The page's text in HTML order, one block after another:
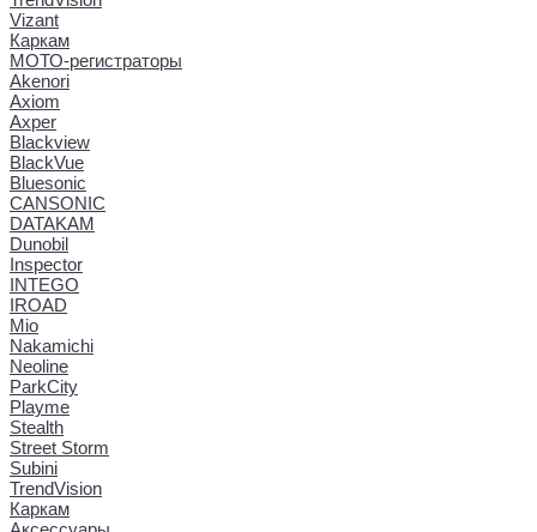
Vizant
Каркам
МОТО-регистраторы
Akenori
Axiom
Axper
Blackview
BlackVue
Bluesonic
CANSONIC
DATAKAM
Dunobil
Inspector
INTEGO
IROAD
Mio
Nakamichi
Neoline
ParkCity
Playme
Stealth
Street Storm
Subini
TrendVision
Каркам